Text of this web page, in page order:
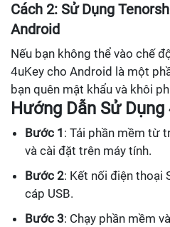
Cách 2: Sử Dụng
Android
Nếu bạn không thể vào chế
4uKey cho Android là một
bạn quên mật khẩu và khôi
Hướng Dẫn Sử Dụng
Bước 1 : Tải phần mềm từ
và cài đặt trên máy tính.
Bước 2: Kết nối điện thoại
cáp USB.
Bước 3: Chạy phần mềm